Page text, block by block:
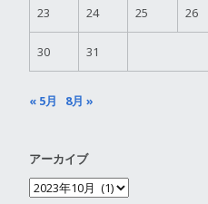
23 24 25 26
30 31
« 5月 8月 »
アーカイブ